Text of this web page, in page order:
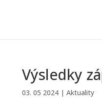
Výsledky
03. 05 2024| Aktuality